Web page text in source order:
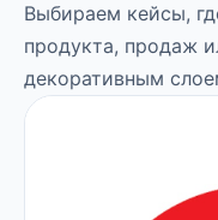
Выбираем кейсы,
продукта, продаж
декоративным